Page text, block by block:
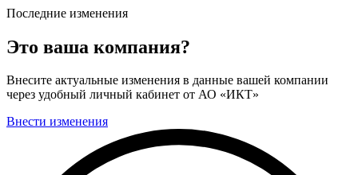
Последние изменения
Это ваша компания?
Внесите актуальные изменения в данные вашей компании
через удобный личный кабинет от АО «ИКТ»
Внести изменения